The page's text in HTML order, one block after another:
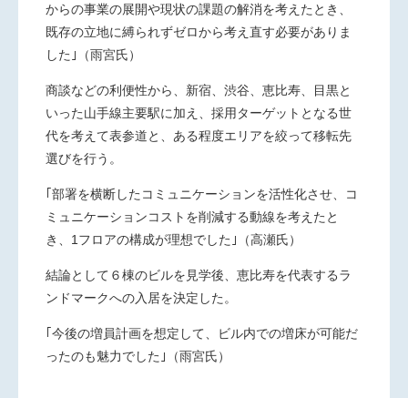
からの事業の展開や現状の課題の解消を考えたとき、
既存の立地に縛られずゼロから考え直す必要がありま
した｣（雨宮氏）
商談などの利便性から、新宿、渋谷、恵比寿、目黒と
いった山手線主要駅に加え、採用ターゲットとなる世
代を考えて表参道と、ある程度エリアを絞って移転先
選びを行う。
｢部署を横断したコミュニケーションを活性化させ、コ
ミュニケーションコストを削減する動線を考えたと
き、 1 フロアの構成が理想でした｣（高瀬氏）
結論として６棟のビルを見学後、恵比寿を代表するラ
ンドマークへの入居を決定した。
｢今後の増員計画を想定して、ビル内での増床が可能だ
ったのも魅力でした｣（雨宮氏）